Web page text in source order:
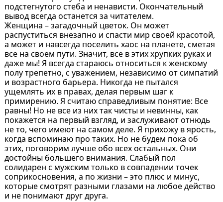
подстегнутого стеба и ненависти. Окончательный
вывод всегда останется за читателем.
Женщина – загадочный цветок. Он может
распуститься внезапно и спасти мир своей красотой,
а может и навсегда поселить хаос на планете, сметая
все на своем пути. Значит, все в этих хрупких руках и
даже мы! Я всегда стараюсь относиться к женскому
полу трепетно, с уважением, независимо от симпатий
и возрастного барьера. Никогда не пытался
ущемлять их в правах, делая первым шаг к
примирению. Я считаю справедливым понятие: Все
равны! Но не все из них так чисты и невинны, как
покажется на первый взгляд, и заслуживают отнюдь
не то, чего имеют на самом деле. Я прихожу в ярость,
когда вспоминаю про таких. Но не будем пока об
этих, поговорим лучше обо всех остальных. Они
достойны большего внимания. Слабый пол
солидарен с мужским только в совпадении точек
соприкосновения, а по жизни – это плюс и минус,
которые смотрят разными глазами на любое действо
и не понимают друг друга.